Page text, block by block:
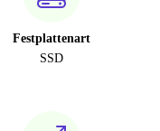
Festplattenart
SSD